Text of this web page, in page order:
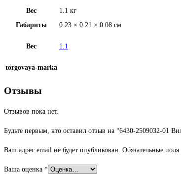
Вес
1.1 кг
Габариты
0.23 × 0.21 × 0.08 см
Вес 1.1
torgovaya-marka
Отзывы
Отзывов пока нет.
Будьте первым, кто оставил отзыв на “6430-2509032-01
Ваш адрес email не будет опубликован. Обязательные
Ваша оценка *